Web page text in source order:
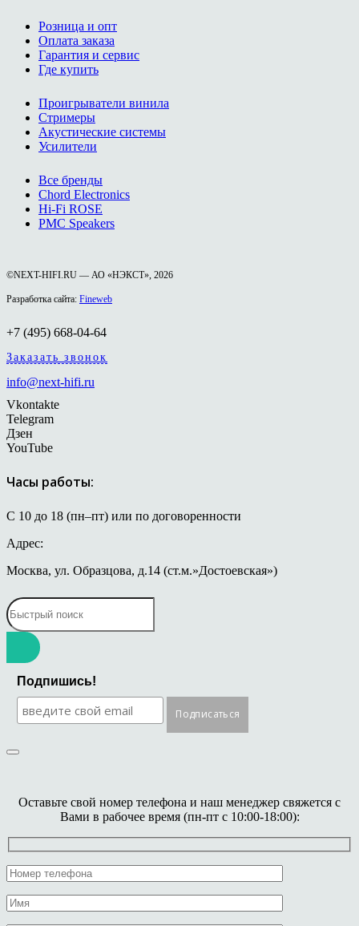
Розница и опт
Оплата заказа
Гарантия и сервис
Где купить
Проигрыватели винила
Стримеры
Акустические системы
Усилители
Все бренды
Chord Electronics
Hi-Fi ROSE
PMC Speakers
©NEXT-HIFI.RU — АО «НЭКСТ», 2026
Разработка сайта: Fineweb
+7 (495) 668-04-64
Заказать звонок
info@next-hifi.ru
Vkontakte
Telegram
Дзен
YouTube
Часы работы:
С 10 до 18 (пн–пт) или по договоренности
Адрес:
Москва, ул. Образцова, д.14 (ст.м.»Достоевская»)
Подпишись!
Оставьте свой номер телефона и наш менеджер свяжется с
Вами в рабочее время (пн-пт с 10:00-18:00):